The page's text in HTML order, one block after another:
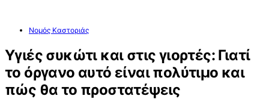
Νομός Καστοριάς
Υγιές συκώτι και στις γιορτές: Γιατί
το όργανο αυτό είναι πολύτιμο και
πώς θα το προστατέψεις